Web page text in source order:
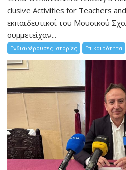
clusive Activities for Teachers
εκπαιδευτικοί του Μουσικού
συμμετείχαν...
Ενδιαφέρουσες Ιστορίες Επικαιρότητα